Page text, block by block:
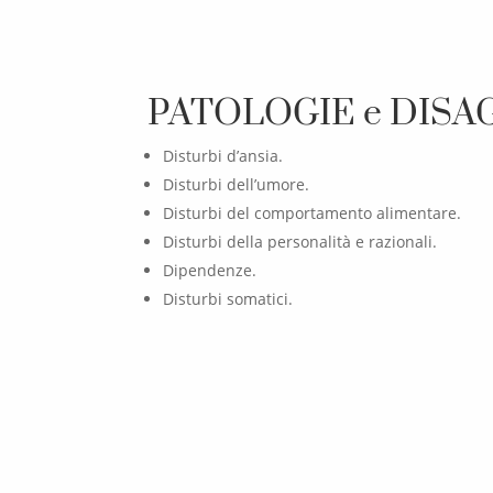
PATOLOGIE e
Disturbi d’ansia.
Disturbi dell’umore.
Disturbi del comportamento alimentare.
Disturbi della personalità e razionali.
Dipendenze.
Disturbi somatici.